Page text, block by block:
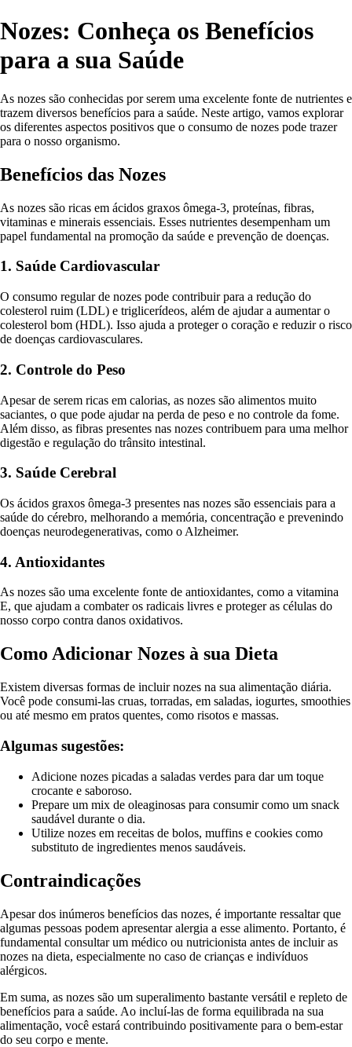
Nozes: Conheça os Benefícios
para a sua Saúde
As nozes são conhecidas por serem uma excelente fonte de nutrientes e
trazem diversos benefícios para a saúde. Neste artigo, vamos explorar
os diferentes aspectos positivos que o consumo de nozes pode trazer
para o nosso organismo.
Benefícios das Nozes
As nozes são ricas em ácidos graxos ômega-3, proteínas, fibras,
vitaminas e minerais essenciais. Esses nutrientes desempenham um
papel fundamental na promoção da saúde e prevenção de doenças.
1. Saúde Cardiovascular
O consumo regular de nozes pode contribuir para a redução do
colesterol ruim (LDL) e triglicerídeos, além de ajudar a aumentar o
colesterol bom (HDL). Isso ajuda a proteger o coração e reduzir o risco
de doenças cardiovasculares.
2. Controle do Peso
Apesar de serem ricas em calorias, as nozes são alimentos muito
saciantes, o que pode ajudar na perda de peso e no controle da fome.
Além disso, as fibras presentes nas nozes contribuem para uma melhor
digestão e regulação do trânsito intestinal.
3. Saúde Cerebral
Os ácidos graxos ômega-3 presentes nas nozes são essenciais para a
saúde do cérebro, melhorando a memória, concentração e prevenindo
doenças neurodegenerativas, como o Alzheimer.
4. Antioxidantes
As nozes são uma excelente fonte de antioxidantes, como a vitamina
E, que ajudam a combater os radicais livres e proteger as células do
nosso corpo contra danos oxidativos.
Como Adicionar Nozes à sua Dieta
Existem diversas formas de incluir nozes na sua alimentação diária.
Você pode consumi-las cruas, torradas, em saladas, iogurtes, smoothies
ou até mesmo em pratos quentes, como risotos e massas.
Algumas sugestões:
Adicione nozes picadas a saladas verdes para dar um toque
crocante e saboroso.
Prepare um mix de oleaginosas para consumir como um snack
saudável durante o dia.
Utilize nozes em receitas de bolos, muffins e cookies como
substituto de ingredientes menos saudáveis.
Contraindicações
Apesar dos inúmeros benefícios das nozes, é importante ressaltar que
algumas pessoas podem apresentar alergia a esse alimento. Portanto, é
fundamental consultar um médico ou nutricionista antes de incluir as
nozes na dieta, especialmente no caso de crianças e indivíduos
alérgicos.
Em suma, as nozes são um superalimento bastante versátil e repleto de
benefícios para a saúde. Ao incluí-las de forma equilibrada na sua
alimentação, você estará contribuindo positivamente para o bem-estar
do seu corpo e mente.